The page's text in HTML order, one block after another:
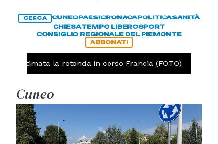
CERCA CUNEOPAESICRONACAPOLITICASANITÀ
CHIESATEMPO LIBEROSPORT
CONSIGLIO REGIONALE DEL PIEMONTE
ABBONATI
la rotonda in corso Francia (FOTO)
Cuneo